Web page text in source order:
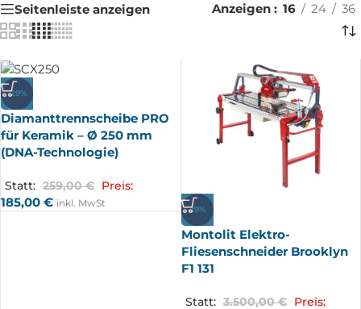
Seitenleiste anzeigen Anzeigen 16 24 36
-29%
Diamanttrennscheibe PRO
für Keramik – Ø 250 mm
(DNA-Technologie)
Statt: 259,00€ Preis:
185,00 € inkl. MwSt
-19%
Montolit Elektro-
Fliesenschneider Brooklyn
F1 131
Statt: 3.500,00€ Preis: